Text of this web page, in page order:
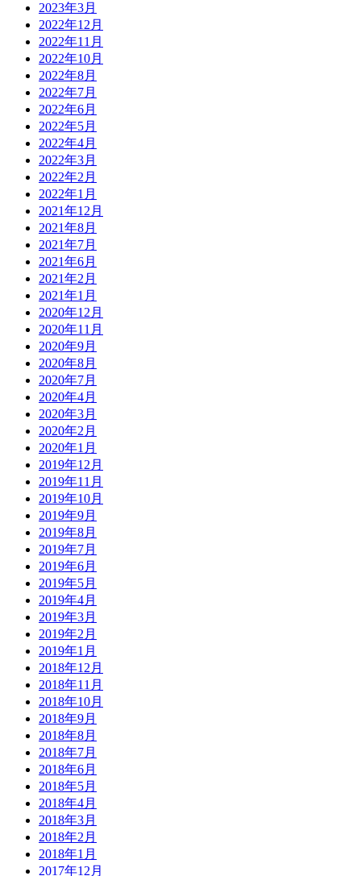
2023年3月
2022年12月
2022年11月
2022年10月
2022年8月
2022年7月
2022年6月
2022年5月
2022年4月
2022年3月
2022年2月
2022年1月
2021年12月
2021年8月
2021年7月
2021年6月
2021年2月
2021年1月
2020年12月
2020年11月
2020年9月
2020年8月
2020年7月
2020年4月
2020年3月
2020年2月
2020年1月
2019年12月
2019年11月
2019年10月
2019年9月
2019年8月
2019年7月
2019年6月
2019年5月
2019年4月
2019年3月
2019年2月
2019年1月
2018年12月
2018年11月
2018年10月
2018年9月
2018年8月
2018年7月
2018年6月
2018年5月
2018年4月
2018年3月
2018年2月
2018年1月
2017年12月